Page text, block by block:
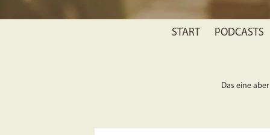
START PODCASTS
Das eine